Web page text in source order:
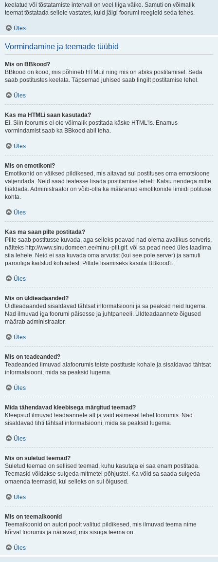
keelatud või tõstatamiste intervall on veel liiga väike. Samuti on võimalik
teemat tõstatada sellele vastates, kuid jälgi foorumi reegleid seda tehes.
Üles
Vormindamine ja teemade tüübid
Mis on BBkood?
BBkood on kood, mis põhineb HTMLil ning mis on abiks postitamisel. Seda
saab postitustes keelata. Täpsemad juhised saab lingilt postitamise lehel.
Üles
Kas ma HTMLi saan kasutada?
Ei. Siin foorumis ei ole võimalik postitada käske HTML'is. Enamus
vormindamist saab ka BBkood abil teha.
Üles
Mis on emotikoni?
Emotikonid on väiksed pildikesed, mis aitavad sul postituses oma emotsioone
väljendada. Neid saad teatesse lisada postitamise lehelt. Katsu nendega mitte
liialdada. Administraator on võib-olla ka määranud emotikonide limiidi potituse
kohta.
Üles
Kas ma saan pilte postitada?
Pilte saab postitusse kuvada, aga selleks peavad nad olema avalikus serveris,
näiteks http://www.sinudomeen.ee/minu-pilt.gif. või sa pead need üles laadima
siia lehele. Neid ei saa kuvada oma arvutist (kui see pole server) ja samuti
parooliga kaitstud kohtadest. Piltide lisamiseks kasuta BBkood'i.
Üles
Mis on üldteadaanded?
Üldteadaanded sisaldavad tähtsat informatsiooni ja sa peaksid neid lugema.
Nad ilmuvad iga foorumi päisesse ja juhtpaneeli. Üldteadaannete õigused
määrab administraator.
Üles
Mis on teadeanded?
Teadeanded ilmuvad alafoorumis teiste postituste kohale ja sisaldavad tähtsat
informatsiooni, mida sa peaksid lugema.
Üles
Mida tähendavad kleebisega märgitud teemad?
Kleepsud ilmuvad teadaannete all ja vaid esimesel lehel foorumis. Nad
sisaldavad tihti tähtsat informatsiooni, mida sa peaksid lugema.
Üles
Mis on suletud teemad?
Suletud teemad on sellised teemad, kuhu kasutaja ei saa enam postitada.
Teemasid võidakse sulgeda mitmetel põhjustel. Ka võid sa saada sulgeda
omaenda teemasid, kui selleks on sul õigused.
Üles
Mis on teemaikoonid
Teemaikoonid on autori poolt valitud pildikesed, mis ilmuvad teema nime
kõrval foorumis ja näitavad, mis sisuga teema on.
Üles